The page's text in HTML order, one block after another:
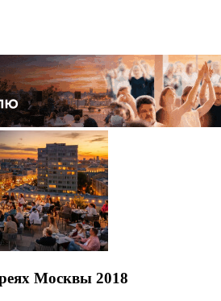
Москвы 2018